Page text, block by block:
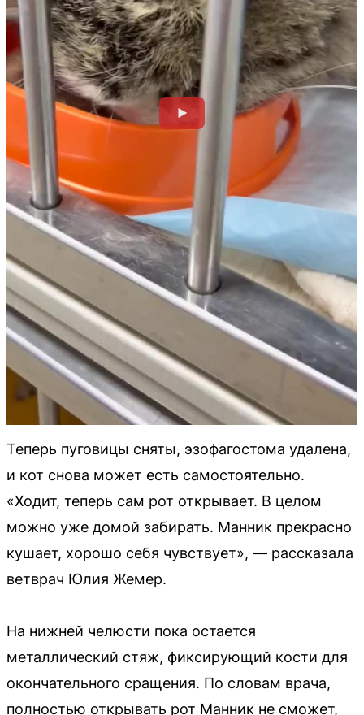
Теперь пуговицы сняты, эзофагостома удалена,
и кот снова может есть самостоятельно.
«Ходит, теперь сам рот открывает. В целом
можно уже домой забирать. Манник прекрасно
кушает, хорошо себя чувствует», — рассказала
ветврач Юлия Жемер.
На нижней челюсти пока остается
металлический стяж, фиксирующий кости для
окончательного сращения. По словам врача,
полностью открывать рот Манник не сможет,